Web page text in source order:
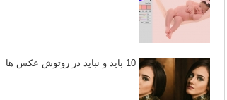
10 باید و نباید در روتوش عکس ها